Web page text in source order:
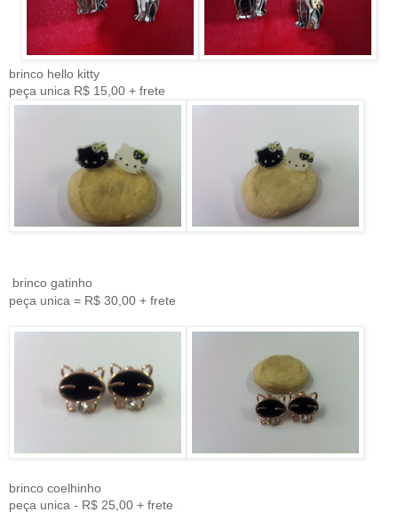
brinco hello kitty
peça unica R$ 15,00 + frete
brinco gatinho
peça unica = R$ 30,00 + frete
brinco coelhinho
peça unica - R$ 25,00 + frete